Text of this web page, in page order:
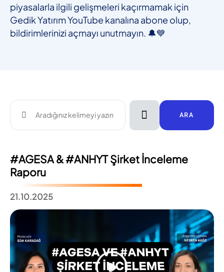
piyasalarla ilgili gelişmeleri kaçırmamak için
Gedik Yatırım YouTube kanalına abone olup,
bildirimlerinizi açmayı unutmayın. 🔔💙
ARA
#AGESA & #ANHYT Şirket İnceleme
Raporu
21.10.2025